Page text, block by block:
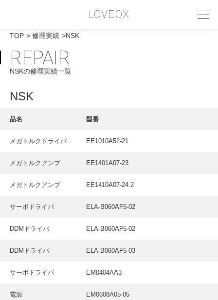
LOVEOX
PHILOSOPHY
フィロソフィー
COMPANY PROFILE
INTERVIEW
お客様インタビュー
RECRUIT
お問い合わせ
TOP 修理実績 NSK
REPAIR
NSKの修理実績一覧
NSK
品名 型番
メガトルクドライバ EE1010A52-21
メガトルクアンプ EE1401A07-23
メガトルクアンプ EE1410A07-24.2
サーボドライバ ELA-B060AF5-02
DDMドライバ ELA-B060AF5-02
DDMドライバ ELA-B060AF5-03
サーボドライバ EM0404AA3
電源 EM0608A05-05